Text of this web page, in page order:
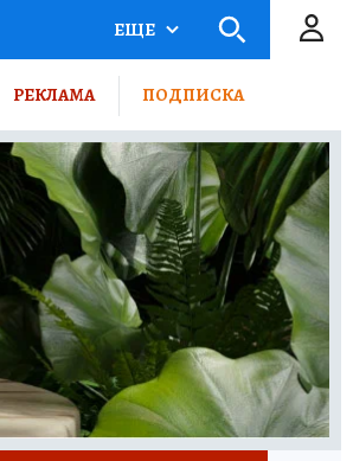
ВСЕ О КП
ЕЩЕ
РЕКЛАМА ПОДПИСКА